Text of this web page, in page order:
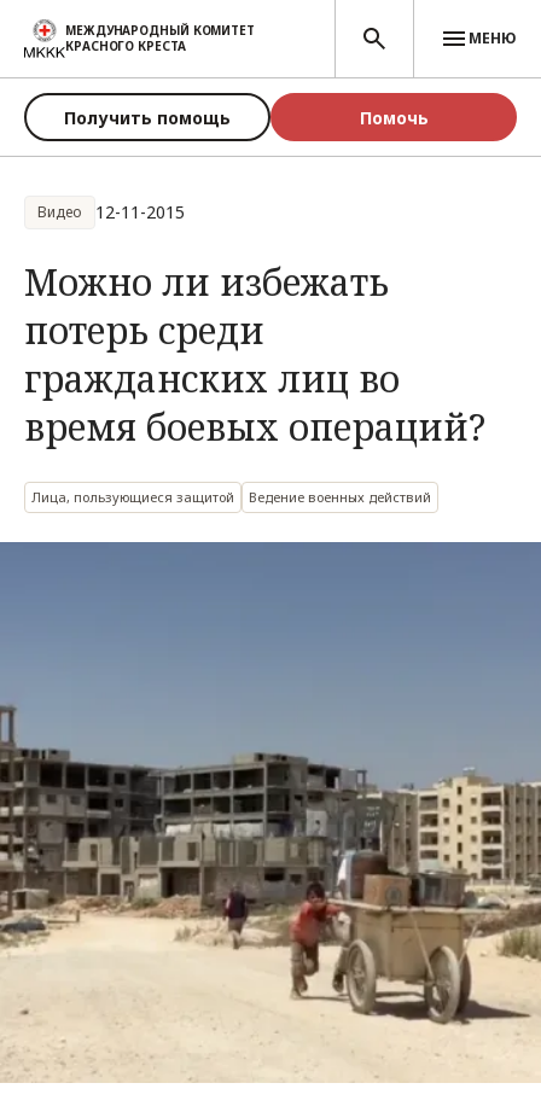
Перейти к основному содержанию
МЕЖДУНАРОДНЫЙ КОМИТЕТ
КРАСНОГО КРЕСТА
МЕНЮ
Получить помощь Помочь
Видео 12-11-2015
Можно ли избежать
потерь среди
гражданских лиц во
время боевых операций?
Лица, пользующиеся защитой Ведение военных действий